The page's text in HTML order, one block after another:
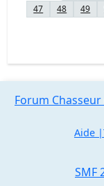
47
48 49
SMF
Forum
Aide